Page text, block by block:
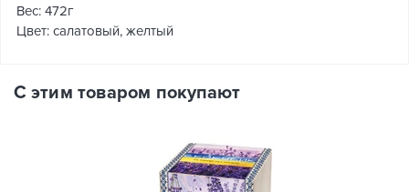
Вес: 472г
Цвет: салатовый, желтый
С этим товаром покупают